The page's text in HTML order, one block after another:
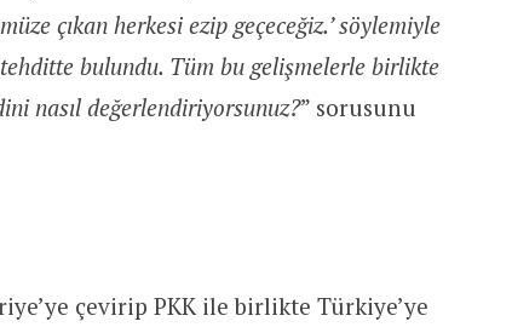
çıkan herkesi ezip geçeceğiz.’ söylemiyle
bulundu. Tüm bu gelişmelerle birlikte
nasıl değerlendiriyorsunuz?” sorusunu
çevirip PKK ile birlikte Türkiye’ye